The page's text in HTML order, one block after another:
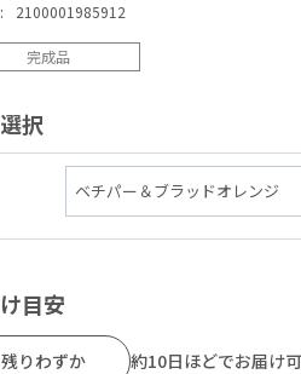
2100001985912
完成品
択
目安
残りわずか 約10日ほどでお届け